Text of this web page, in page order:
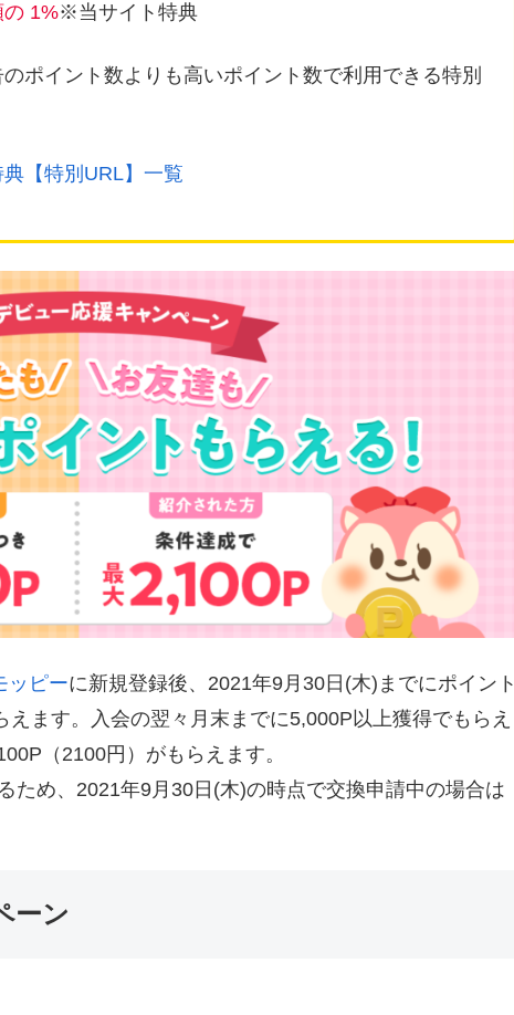
1%※当サイト特典
ポイント数よりも高いポイント数で利用できる特別
【特別URL】一覧
ッピーに新規登録後、2021年9月30日(木)までにポイント
ます。入会の翌々月末までに5,000P以上獲得でもらえ
（2100円）がもらえます。
め、2021年9月30日(木)の時点で交換申請中の場合は
ーン